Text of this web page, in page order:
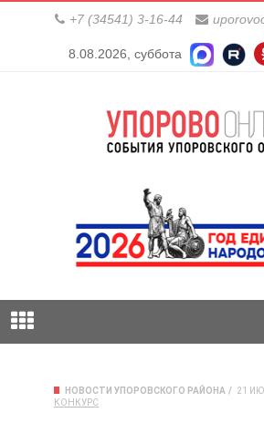
+7 (34541) 3-16-44
8.08.2026, суббота
НОВОСТИ УПОРОВСКОГО РАЙОНА
21
КОНКУРС